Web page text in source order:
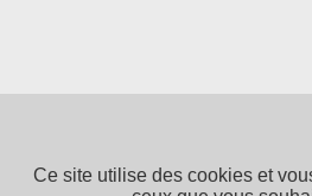
Ce site utilise des cookies et